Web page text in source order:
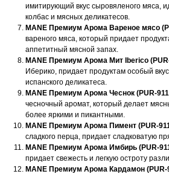
имитирующий вкус сыровяленого мяса,
колбас и мясных деликатесов.
MANE Премиум Арома Вареное мясо
вареного мяса, который придает
аппетитный мясной запах.
MANE Премиум Арома Мит Iberico
Иберико, придает продуктам особый
испанского деликатеса.
MANE Премиум Арома Чеснок (PUR-
чесночный аромат, который делает
более яркими и пикантными.
MANE Премиум Арома Пимент (PUR-
сладкого перца, придает сладковатую
MANE Премиум Арома Имбирь (PUR-
придает свежесть и легкую остроту
MANE Премиум Арома Кардамон (PUR-
Свяжитесь с нами